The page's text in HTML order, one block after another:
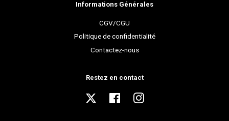
Informations Générales
CGV/CGU
Politique de confidentialité
Contactez-nous
Restez en contact
Twitter FacebookInstagram